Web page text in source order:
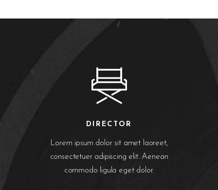
DIRECTOR
Lorem ipsum dolor sit amet laoreet,
consectetuer adipiscing elit. Aenean
commodo ligula eget dolor.